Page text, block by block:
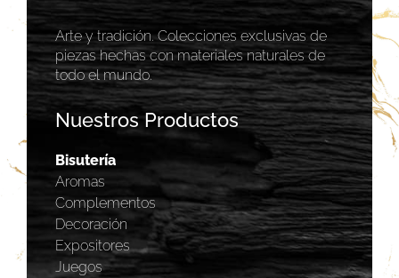
Arte y tradición. Colecciones exclusivas de
piezas hechas con materiales naturales de
todo el mundo.
Nuestros Productos
Bisutería
Aromas
Complementos
Decoración
Expositores
Juegos